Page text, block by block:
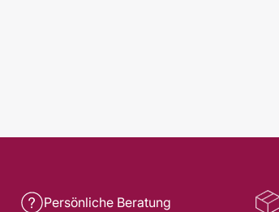
Persönliche Beratung